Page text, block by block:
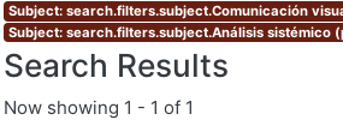
Subject: search.filters.subject.Comunicación
Subject: search.filters.subject.Análisis sistémico
Search Results
Now showing 1 - 1 of 1